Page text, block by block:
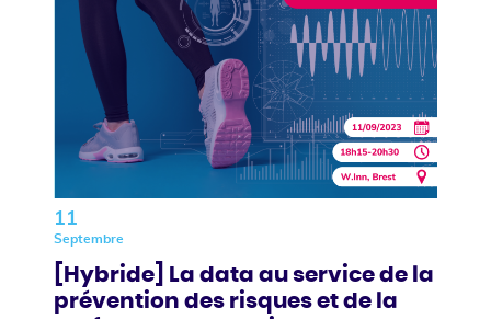
11
Septembre
[Hybride] La data au service de la
prévention des risques et de la